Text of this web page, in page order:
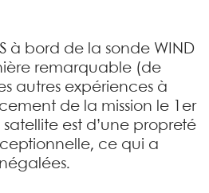
à bord de la sonde WIND
remarquable (de
autres expériences à
de la mission le 1er
est d’une propreté
ce qui a